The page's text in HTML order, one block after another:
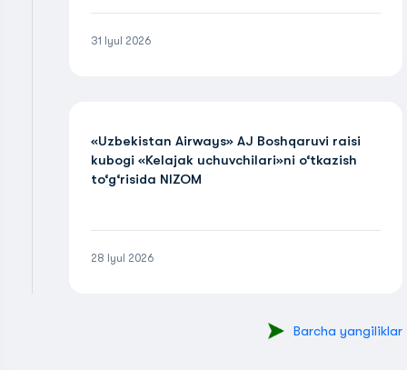
31 Iyul 2026
«Uzbekistan Airways» AJ Boshqaruvi raisi
kubogi «Kelajak uchuvchilari»ni o‘tkazish
to‘g‘risida NIZOM
28 Iyul 2026
Barcha yangiliklar